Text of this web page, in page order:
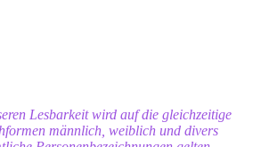
Lesbarkeit wird auf die gleichzeitige
männlich, weiblich und divers